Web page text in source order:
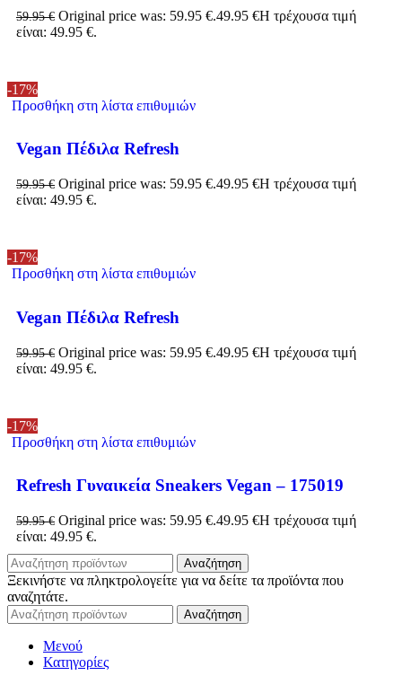
59.95€ Original price was: 59.95 €.49.95 €Η τρέχουσα τιμή
είναι: 49.95 €.
-17%
Προσθήκη στη λίστα επιθυμιών
Vegan Πέδιλα Refresh
59.95€ Original price was: 59.95 €.49.95 €Η τρέχουσα τιμή
είναι: 49.95 €.
-17%
Προσθήκη στη λίστα επιθυμιών
Vegan Πέδιλα Refresh
59.95€ Original price was: 59.95 €.49.95 €Η τρέχουσα τιμή
είναι: 49.95 €.
-17%
Προσθήκη στη λίστα επιθυμιών
Refresh Γυναικεία Sneakers Vegan – 175019
59.95€ Original price was: 59.95 €.49.95 €Η τρέχουσα τιμή
είναι: 49.95 €.
Αναζήτηση
Ξεκινήστε να πληκτρολογείτε για να δείτε τα προϊόντα που
αναζητάτε.
Αναζήτηση
Μενού
Κατηγορίες